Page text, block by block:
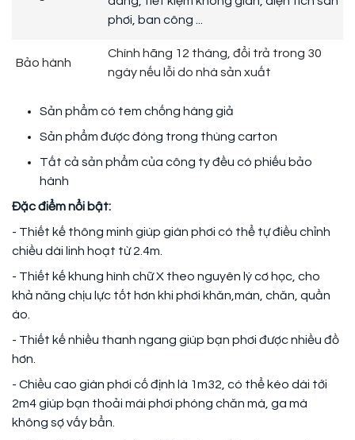
phơi, ban công ...
Bảo hành
Chính hãng 12 tháng, đổi trả trong 30
ngày nếu lỗi do nhà sản xuất
Sản phẩm có tem chống hàng giả
Sản phẩm được đóng trong thùng carton
Tất cả sản phẩm của công ty đều có phiếu bảo
hành
Đặc điểm nổi bật:
- Thiết kế thông minh giúp giàn phơi có thể tự điều chỉnh
chiều dài linh hoạt từ 2.4m.
- Thiết kế khung hình chữ X theo nguyên lý cơ học, cho
khả năng chịu lực tốt hơn khi phơi khăn,màn, chăn, quần
áo.
- Thiết kế nhiều thanh ngang giúp bạn phơi được nhiều đồ
hơn.
- Chiều cao giàn phơi cố định là 1m32, có thể kéo dài tới
2m4 giúp bạn thoải mái phơi phóng chăn mà, ga mà
không sợ vấy bẩn.